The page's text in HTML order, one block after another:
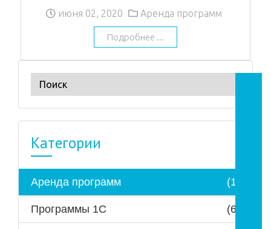
июня 02, 2020 Аренда программ
Подробнее ...
Категории
Аренда программ (1)
Программы 1С (6)